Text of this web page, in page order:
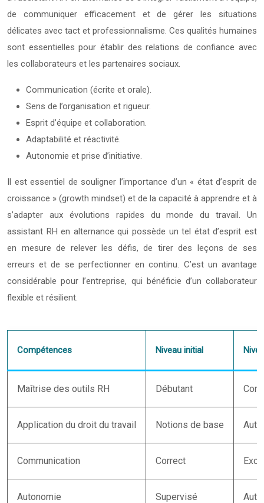
de communiquer efficacement et de gérer les situations
délicates avec tact et professionnalisme. Ces qualités humaines
sont essentielles pour établir des relations de confiance avec
les collaborateurs et les partenaires sociaux.
Communication (écrite et orale).
Sens de l’organisation et rigueur.
Esprit d’équipe et collaboration.
Adaptabilité et réactivité.
Autonomie et prise d’initiative.
Il est essentiel de souligner l’importance d’un « état d’esprit de
croissance » (growth mindset) et de la capacité à apprendre et à
s’adapter aux évolutions rapides du monde du travail. Un
assistant RH en alternance qui possède un tel état d’esprit est
en mesure de relever les défis, de tirer des leçons de ses
erreurs et de se perfectionner en continu. C’est un avantage
considérable pour l’entreprise, qui bénéficie d’un collaborateur
flexible et résilient.
Compétences Niveau initial
Maîtrise des outils RH Débutant
Application du droit du travail Notions de base
Communication Correct
Autonomie Supervisé